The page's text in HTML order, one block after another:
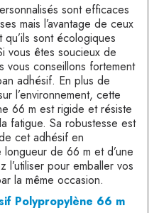
sont efficaces
mais l’avantage de ceux
sont écologiques
vous êtes soucieux de
vous conseillons fortement
adhésif. En plus de
l’environnement, cette
66 m est rigide et résiste
fatigue. Sa robustesse est
cet adhésif en
de 66 m et d’une
pour emballer vos
la même occasion.
Polypropylène 66 m